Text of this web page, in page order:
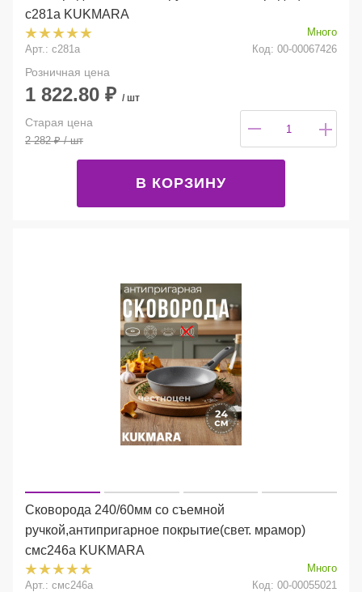
с281а KUKMARA
Много
Арт.: с281а
Код: 00-00067426
Розничная цена
1 822.80 ₽ / шт
Старая цена
2 282₽/ шт
В КОРЗИНУ
Сковорода 240/60мм со съемной
ручкой,антипригарное покрытие(свет. мрамор)
смс246а KUKMARA
Много
Арт.: смс246а
Код: 00-00055021